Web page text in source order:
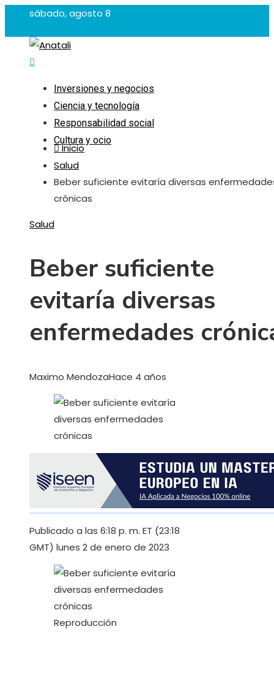
sábado, agosto 8
Inversiones y negocios
Ciencia y tecnología
Responsabilidad social
Cultura y ocio
Inicio
Salud
Beber suficiente evitaría diversas
crónicas
Salud
Beber suficiente
evitaría diversas
enfermedades
Maximo MendozaHace 4 años
Publicado a las 6:18 p. m. ET (23:18
GMT) lunes 2 de enero de 2023
Reproducción